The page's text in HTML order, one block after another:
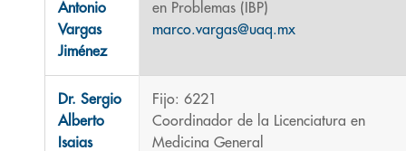
Antonio
Vargas
Jiménez
en Problemas (IBP)
marco.vargas@uaq.mx
Dr. Sergio
Alberto
Isaias
Fijo: 6221
Coordinador de la Licenciatura en
Medicina General